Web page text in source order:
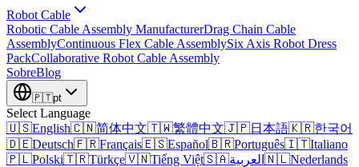
Robot Cable
Robotic Cable Assembly ManufacturerDrag Chain Cable
AssemblyContinuous Flex Cable AssemblySix Axis Robot Dress
PackCollaborative Robot Cable Assembly
SobreBlog
🇵🇹pt
Select Language
🇺🇸English🇨🇳简体中文🇹🇼繁體中文🇯🇵日本語🇰🇷한국어
🇩🇪Deutsch🇫🇷Français🇪🇸Español🇧🇷Português🇮🇹Italiano
🇵🇱Polski🇹🇷Türkçe🇻🇳Tiếng Việt🇸🇦العربية 🇳🇱Nederlands